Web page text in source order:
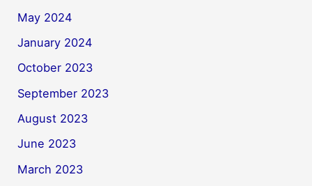
May 2024
January 2024
October 2023
September 2023
August 2023
June 2023
March 2023